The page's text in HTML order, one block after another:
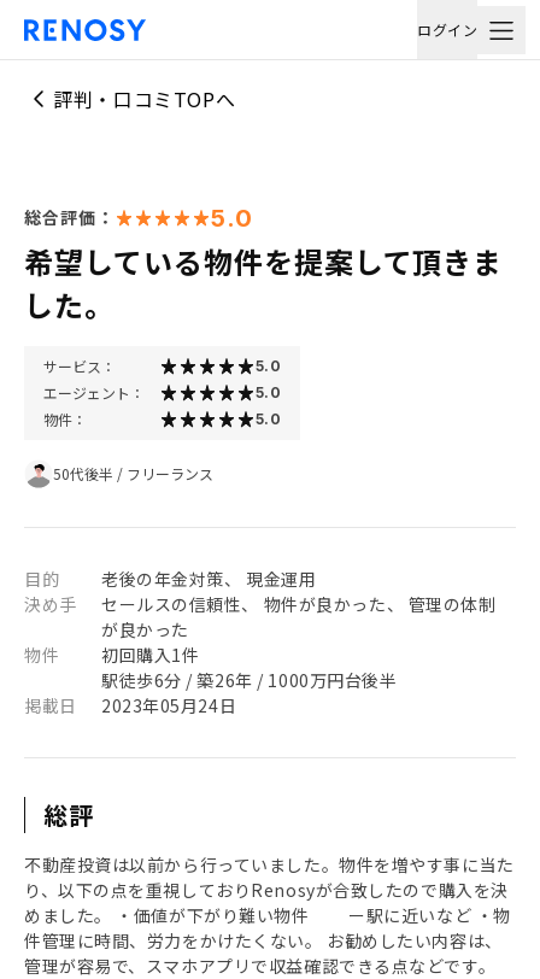
ログイン
評判・口コミTOPへ
総合評価： 5.0
希望している物件を提案して頂きま
した。
サービス： 5.0
エージェント： 5.0
物件： 5.0
50代後半 / フリーランス
目的
老後の年金対策、 現金運用
決め手
セールスの信頼性、 物件が良かった、 管理の体制
が良かった
物件
初回購入1件
駅徒歩6分 / 築26年 / 1000万円台後半
掲載日
2023年05月24日
総評
不動産投資は以前から行っていました。物件を増やす事に当た
り、以下の点を重視しておりRenosyが合致したので購入を決
めました。 ・価値が下がり難い物件 ー駅に近いなど ・物
件管理に時間、労力をかけたくない。 お勧めしたい内容は、
管理が容易で、スマホアプリで収益確認できる点などです。